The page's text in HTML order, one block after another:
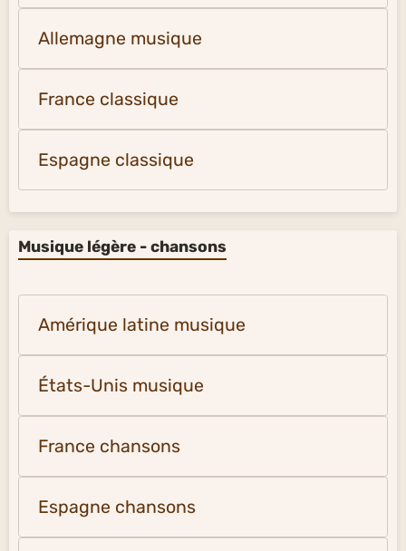
Allemagne musique
France classique
Espagne classique
Musique légère - chansons
Amérique latine musique
États-Unis musique
France chansons
Espagne chansons